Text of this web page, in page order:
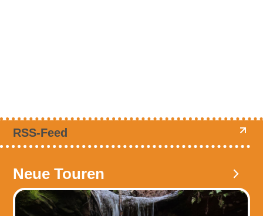
RSS-Feed
Neue Touren